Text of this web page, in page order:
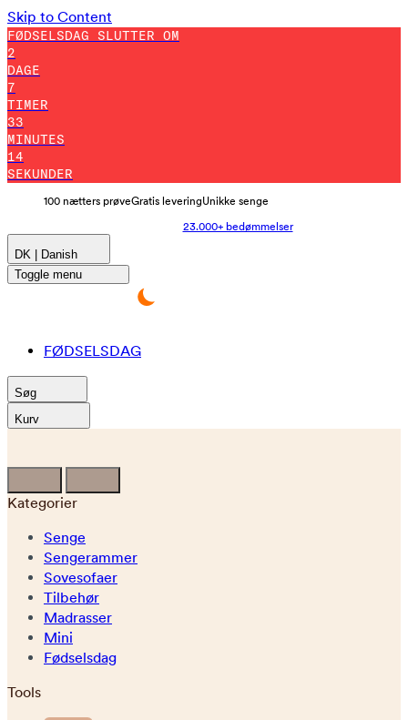
Skip to Content
FØDSELSDAG SLUTTER OM
2
DAGE
7
TIMER
33
MINUTES
7
SEKUNDER
100 nætters prøveGratis leveringUnikke senge
23.000+ bedømmelser
DK | Danish
Toggle menu
FØDSELSDAG
Søg
Kurv
Kategorier
Senge
Sengerammer
Sovesofaer
Tilbehør
Madrasser
Mini
Fødselsdag
Tools